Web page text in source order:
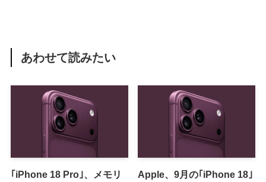
あわせて読みたい
｢iPhone 18 Pro｣、メモリ
Apple、9月の｢iPhone 18｣